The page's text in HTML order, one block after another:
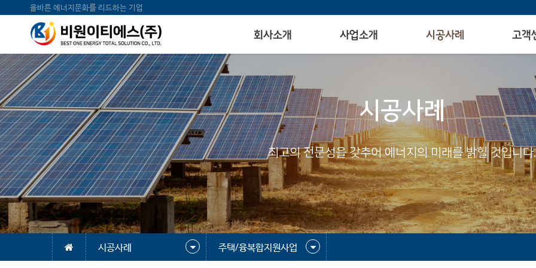
올바른 에너지문화를 리드하는 기업
회사소개 사업소개 시공사례 고객
시공사례
최고의 전문성을 갖추어 에너지의 미래를 밝힐 것입니다.
시공사례 주택/융복합지원사업